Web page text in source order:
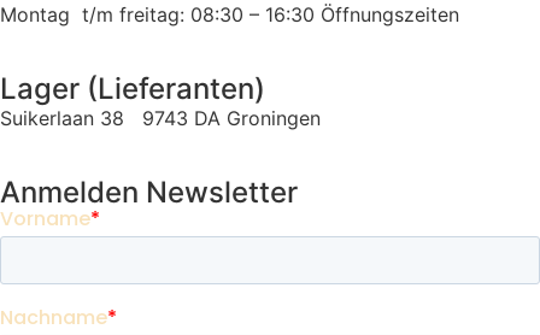
Montag t/m freitag: 08:30 – 16:30 Öffnungszeiten
Lager (Lieferanten)
Suikerlaan 38 9743 DA Groningen
Anmelden Newsletter